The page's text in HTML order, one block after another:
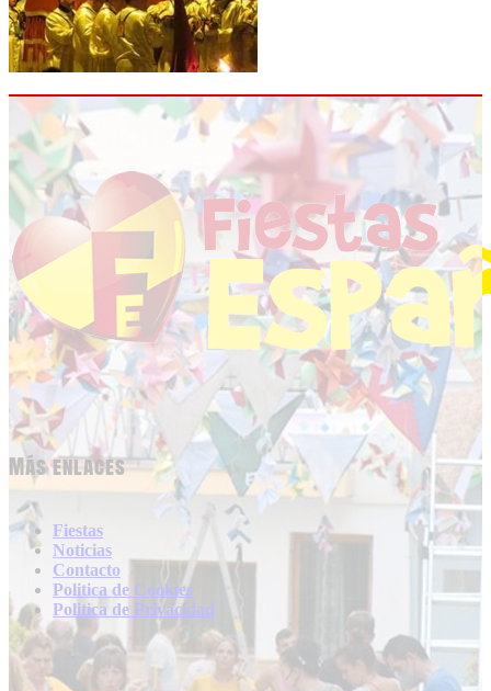
Más enlaces
Fiestas
Noticias
Contacto
Politica de Cookies
Politica de Privacidad